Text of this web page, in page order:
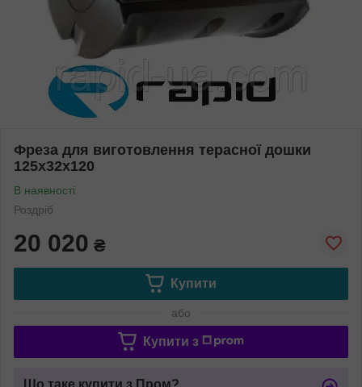
Фреза для виготовлення терасної дошки
125х32х120
В наявності
Роздріб
20 020 ₴
Купити
або
Купити з
Що таке купити з Пром?